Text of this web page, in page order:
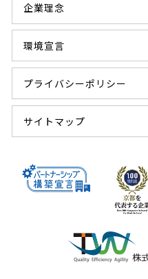
企業理念
環境宣言
プライバシーポリシー
サイトマップ